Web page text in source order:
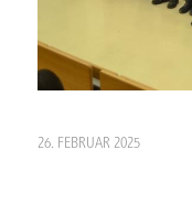
26. FEBRUAR 2025